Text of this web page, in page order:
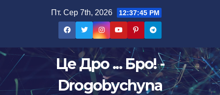
Пт. Сер 7th, 2026 12:37:46 PM
Це Дро ... Бро! -
Drogobychyna